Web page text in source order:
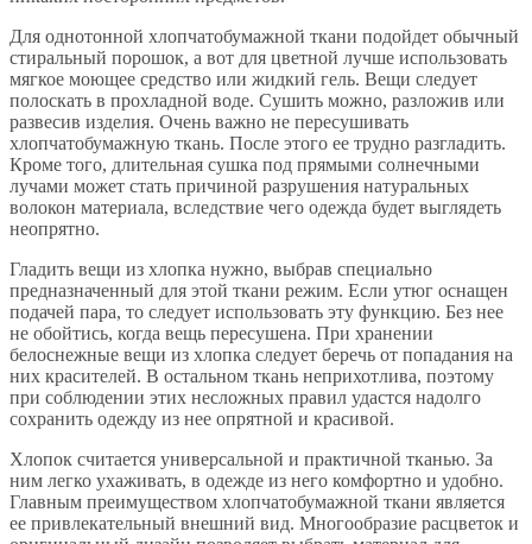
Для однотонной хлопчатобумажной ткани подойдет обычный
стиральный порошок, а вот для цветной лучше использовать
мягкое моющее средство или жидкий гель. Вещи следует
полоскать в прохладной воде. Сушить можно, разложив или
развесив изделия. Очень важно не пересушивать
хлопчатобумажную ткань. После этого ее трудно разгладить.
Кроме того, длительная сушка под прямыми солнечными
лучами может стать причиной разрушения натуральных
волокон материала, вследствие чего одежда будет выглядеть
неопрятно.
Гладить вещи из хлопка нужно, выбрав специально
предназначенный для этой ткани режим. Если утюг оснащен
подачей пара, то следует использовать эту функцию. Без нее
не обойтись, когда вещь пересушена. При хранении
белоснежные вещи из хлопка следует беречь от попадания на
них красителей. В остальном ткань неприхотлива, поэтому
при соблюдении этих несложных правил удастся надолго
сохранить одежду из нее опрятной и красивой.
Хлопок считается универсальной и практичной тканью. За
ним легко ухаживать, в одежде из него комфортно и удобно.
Главным преимуществом хлопчатобумажной ткани является
ее привлекательный внешний вид. Многообразие расцветок и